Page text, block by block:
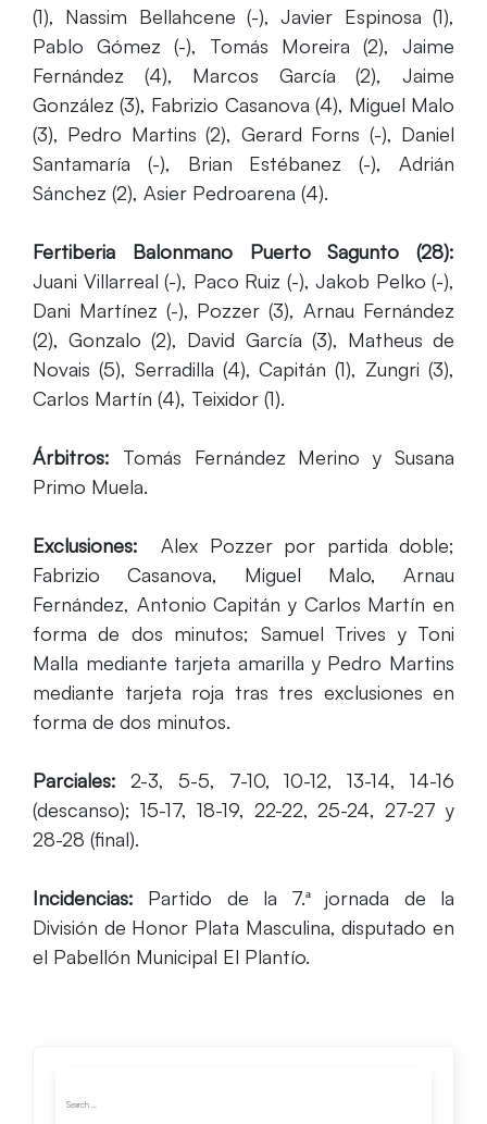
(1), Nassim Bellahcene (-), Javier Espinosa (1),
Pablo Gómez (-), Tomás Moreira (2), Jaime
Fernández (4), Marcos García (2), Jaime
González (3), Fabrizio Casanova (4), Miguel Malo
(3), Pedro Martins (2), Gerard Forns (-), Daniel
Santamaría (-), Brian Estébanez (-), Adrián
Sánchez (2), Asier Pedroarena (4).
Fertiberia Balonmano Puerto Sagunto (28):
Juani Villarreal (-), Paco Ruiz (-), Jakob Pelko (-),
Dani Martínez (-), Pozzer (3), Arnau Fernández
(2), Gonzalo (2), David García (3), Matheus de
Novais (5), Serradilla (4), Capitán (1), Zungri (3),
Carlos Martín (4), Teixidor (1).
Árbitros: Tomás Fernández Merino y Susana
Primo Muela.
Exclusiones:
Alex Pozzer por partida doble;
Fabrizio Casanova, Miguel Malo, Arnau
Fernández, Antonio Capitán y Carlos Martín en
forma de dos minutos; Samuel Trives y Toni
Malla mediante tarjeta amarilla y Pedro Martins
mediante tarjeta roja tras tres exclusiones en
forma de dos minutos.
Parciales: 2-3, 5-5, 7-10, 10-12, 13-14, 14-16
(descanso); 15-17, 18-19, 22-22, 25-24, 27-27 y
28-28 (final).
Incidencias: Partido de la 7.ª jornada de la
División de Honor Plata Masculina, disputado en
el Pabellón Municipal El Plantío.